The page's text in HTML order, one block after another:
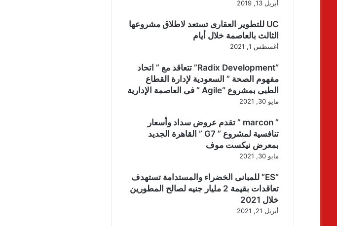
أبريل 13, 2019
UC للتطوير العقارى تستعد لاطلاق مشروعها
الثالث بالعاصمة خلال أيام
أغسطس 1, 2021
“Radix Development” تتعاقد مع ” اتحاد
مفهوم الصحة ” السعودية لإدارة القطاع
الطبى بمشروع “Agile ” فى العاصمة الإدارية
مايو 30, 2021
” marcon ” تقدم عروض سداد وأسعار
تنافسية لمشروع ” G7 ” القاهرة الجديد
بمعرض نيكست موف
مايو 30, 2021
“ES” للمبانى الخضراء والمستدامة تستهدف
تعاقدات بقيمة 2 مليار جنيه لصالح المطورين
خلال 2021
أبريل 21, 2021